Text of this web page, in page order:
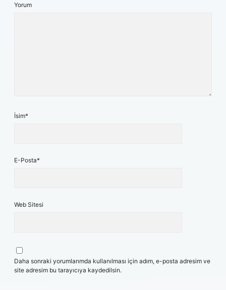
Yorum
İsim*
E-Posta*
Web Sitesi
Daha sonraki yorumlarımda kullanılması için adım, e-posta adresim ve
site adresim bu tarayıcıya kaydedilsin.